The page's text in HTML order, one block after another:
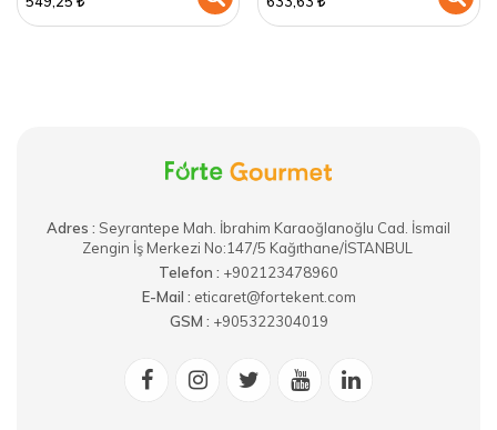
Adres : ​Seyrantepe Mah. İbrahim Karaoğlanoğlu Cad. İsmail
Zengin İş Merkezi No:147/5 Kağıthane/İSTANBUL
Telefon : +902123478960
E-Mail : eticaret@fortekent.com
GSM : +905322304019